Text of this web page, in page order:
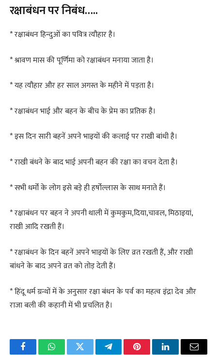
रक्षाबंधन पर निबंध…..
* रक्षाबंधन हिन्दुओं का पवित्र त्यौहार है।
* श्रावण मास की पूर्णिमा को रक्षाबंधन मनाया जाता है।
* यह त्यौहार और हर साल अगस्त के महीने में पड़ता है।
* रक्षाबंधन भाई और बहन के बीच के प्रेम का प्रतिक है।
* इस दिन सारी बहनें अपने भाइयों की कलाई पर राखी बांधी है।
* राखी बंधने के बाद भाई अपनी बहन की रक्षा का वचन देता है।
* सभी धर्मों के लोग इसे बड़े ही हर्षोल्लास के साथ मनाते हैं।
* रक्षाबंधन पर बहन ने अपनी थाली में कुमकुम,दिया,चावल, मिठाइयां,
राखी आदि रखती हैं।
* रक्षाबंधन के दिन बहनें अपने भाइयों के लिए व्रत रखती हैं, और राखी
बांधने के बाद अपने व्रत को तोड़ देती हैं।
* हिंदू धर्म ग्रन्थों में के अनुसार रक्षा बंधन के पर्व का महत्व इंद्रा देव और
राजा बली की कहानी में भी प्रचलित है।
FacebookWhatsAppTwitter TelegramPinterestLinkedInEmail